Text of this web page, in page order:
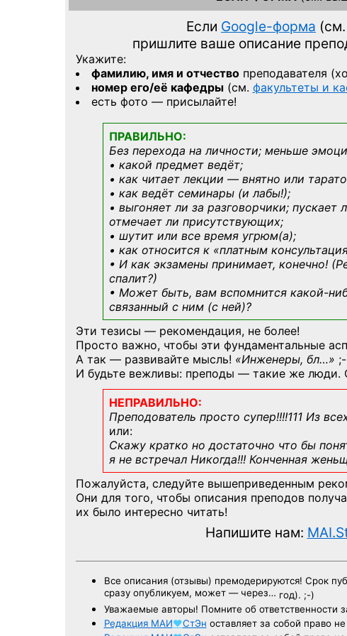
Если Google-форма
пришлите ваше описание
Укажите:
фамилию, имя и отчествопреподавателя
номер его/её кафедры(см. факультеты и
есть фото — присылайте!
ПРАВИЛЬНО:
Без перехода на личности; меньше
• какой предмет ведёт;
• как читает лекции — внятно или
• как ведёт семинары (и лабы!);
• выгоняет ли за разговорчики; пускает
отмечает ли присутствующих;
• шутит или все время угрюм(а);
• как относится к «платным
• И как экзамены принимает, конечно!
спалит?)
• Может быть, вам вспомнится какой-
связанный с ним (с ней)?
Эти тезисы — рекомендация, не более!
Просто важно, чтобы эти фундаментальные
А так — развивайте мысль! «Инженеры, бл…»
И будьте вежливы: преподы — такие же люди.
НЕПРАВИЛЬНО:
Преподователь просто супер!!!!111 Из
или:
Скажу кратко но достаточно что бы
я не встречал Никогда!!! Конченная
Пожалуйста, следуйте вышеприведенным
Они для того, чтобы описания преподов
их было интересно читать!
Напишите нам:
Все описания (отзывы) премодерируются! Срок
сразу опубликуем, может — через… год). ;-)
Уважаемые авторы! Помните об ответственности
Редакция МАИ♥СтЭн оставляет за собой право